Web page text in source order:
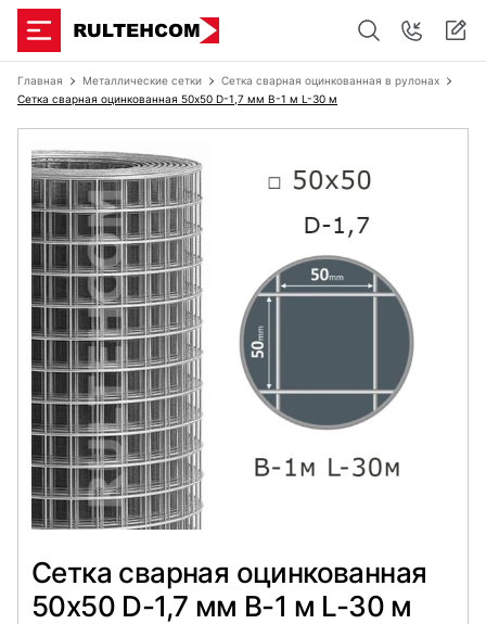
Главная Металлические сетки
Сетка сварная оцинкованная в рулонах
Сетка сварная оцинкованная 50х50 D-1,7 мм B-1 м L-30 м
Сетка сварная оцинкованная
50х50 D-1,7 мм B-1 м L-30 м